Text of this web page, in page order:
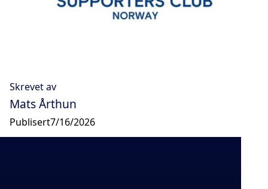
Skrevet av
Mats Årthun
Publisert7/16/2026